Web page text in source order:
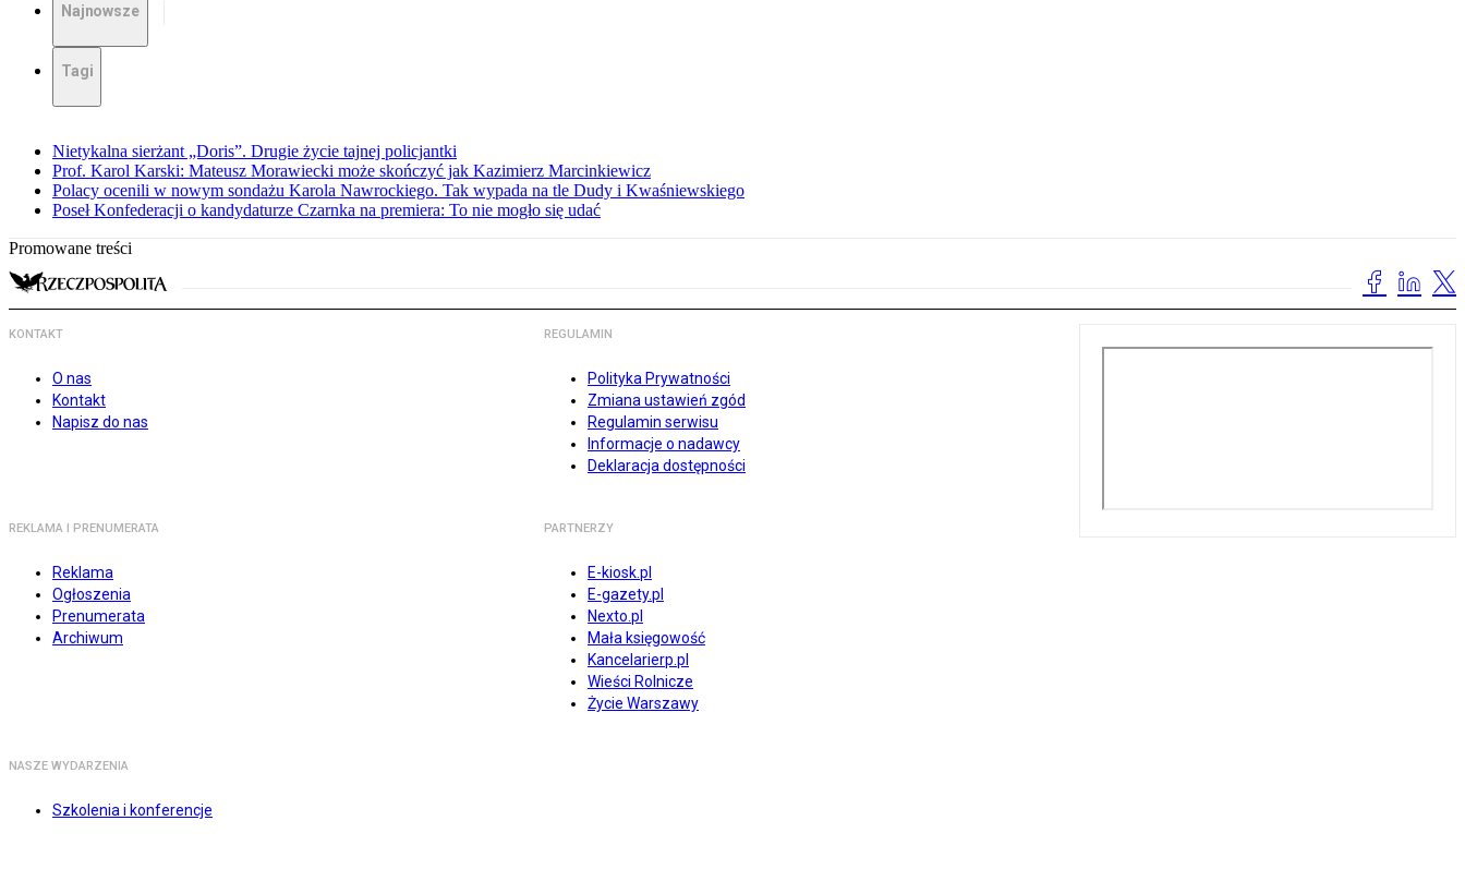
Najnowsze
Tagi
Nietykalna sierżant „Doris”. Drugie życie tajnej policjantki
Prof. Karol Karski: Mateusz Morawiecki może skończyć jak Kazimierz Marcinkiewicz
Polacy ocenili w nowym sondażu Karola Nawrockiego. Tak wypada na tle Dudy i Kwaśniewskiego
Poseł Konfederacji o kandydaturze Czarnka na premiera: To nie mogło się udać
Promowane treści
KONTAKT
O nas
Kontakt
Napisz do nas
REGULAMIN
Polityka Prywatności
Zmiana ustawień zgód
Regulamin serwisu
Informacje o nadawcy
Deklaracja dostępności
REKLAMA I PRENUMERATA
Reklama
Ogłoszenia
Prenumerata
Archiwum
PARTNERZY
E-kiosk.pl
E-gazety.pl
Nexto.pl
Mała księgowość
Kancelarierp.pl
Wieści Rolnicze
Życie Warszawy
NASZE WYDARZENIA
Szkolenia i konferencje